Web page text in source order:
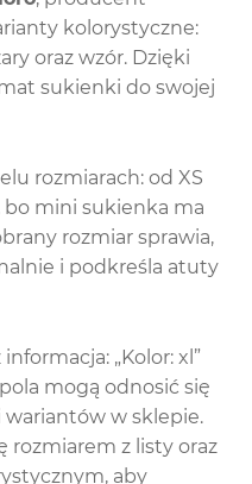
kolorystyczne:
oraz wzór. Dzięki
sukienki do swojej
rozmiarach: od XS
bo mini sukienka ma
rozmiar sprawia,
i podkreśla atuty
„Kolor: xl”
mogą odnosić się
w sklepie.
rozmiarem z listy oraz
aby